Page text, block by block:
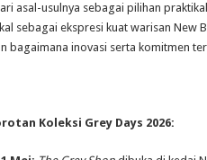
asal-usulnya sebagai pilihan
sebagai ekspresi kuat warisan New
bagaimana inovasi serta komitmen
Koleksi Grey Days 2026: